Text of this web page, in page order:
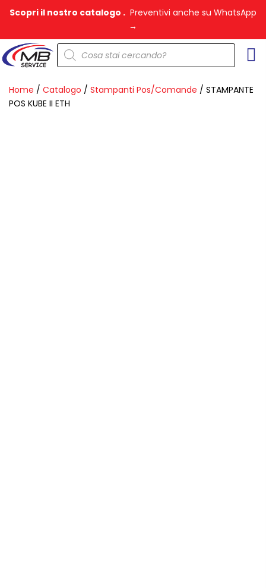
VaiScopri il nostro catalogo . Preventivi anche su WhatsApp
→
Products
search
Home / Catalogo / Stampanti Pos/Comande / STAMPANTE
POS KUBE II ETH